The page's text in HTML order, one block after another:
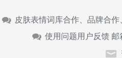
皮肤表情词库合作、品牌合
使用问题用户反馈 邮